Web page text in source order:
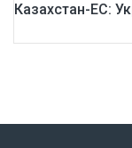
Казахстан-ЕС: